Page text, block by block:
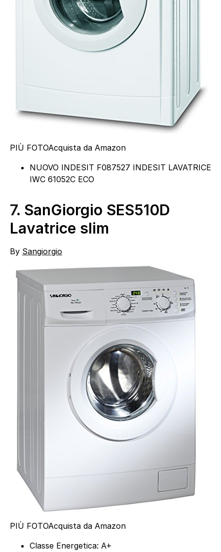
PIÙ FOTOAcquista da Amazon
NUOVO INDESIT F087527 INDESIT LAVATRICE
IWC 61052C ECO
7. SanGiorgio SES510D
Lavatrice slim
By Sangiorgio
PIÙ FOTOAcquista da Amazon
Classe Energetica: A+